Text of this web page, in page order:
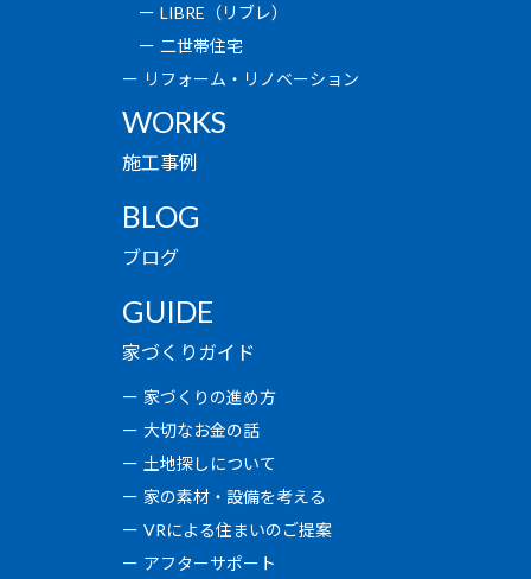
LIBRE（リブレ）
二世帯住宅
リフォーム・リノベーション
WORKS
施工事例
BLOG
ブログ
GUIDE
家づくりガイド
家づくりの進め方
大切なお金の話
土地探しについて
家の素材・設備を考える
VRによる住まいのご提案
アフターサポート